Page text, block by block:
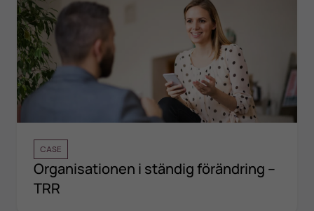
CASE
Organisationen i ständig förändring –
TRR